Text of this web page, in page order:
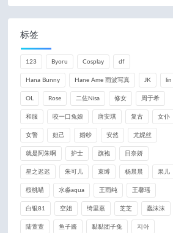
标签
123 Byoru Cosplay df
Hana Bunny Hane Ame 雨波写真 JK lin
OL Rose 二佐Nisa 修女 周于希
和服 咬一口兔娘 唐安琪 复古 女仆
女警 妲己 婚纱 安然 尤妮丝
就是阿朱啊 护士 旗袍 日奈娇
星之迟迟 朱可儿 束缚 杨晨晨 果儿
桜桃喵 水淼aqua 王雨纯 王馨瑶
白银81 空姐 绮里嘉 芝芝 蠢沫沫
陆萱萱 鱼子酱 黏黏团子兔 지아